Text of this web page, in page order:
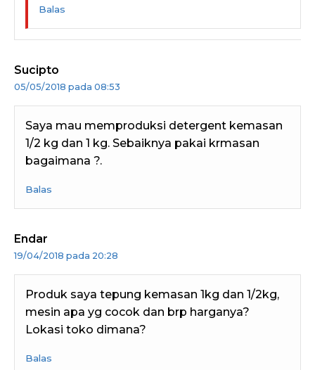
Balas
Sucipto
05/05/2018 pada 08:53
Saya mau memproduksi detergent kemasan
1/2 kg dan 1 kg. Sebaiknya pakai krmasan
bagaimana ?.
Balas
Endar
19/04/2018 pada 20:28
Produk saya tepung kemasan 1kg dan 1/2kg,
mesin apa yg cocok dan brp harganya?
Lokasi toko dimana?
Balas